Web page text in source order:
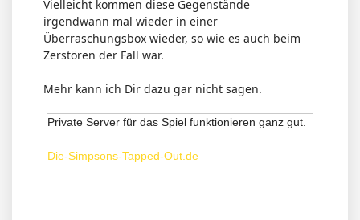
Vielleicht kommen diese Gegenstände
irgendwann mal wieder in einer
Überraschungsbox wieder, so wie es auch beim
Zerstören der Fall war.
Mehr kann ich Dir dazu gar nicht sagen.
Private Server für das Spiel funktionieren ganz gut.
Die-Simpsons-Tapped-Out.de